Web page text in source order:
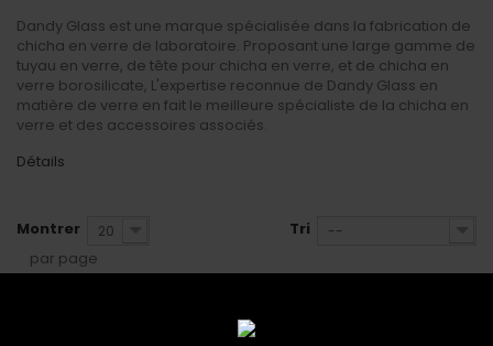
Dandy Glass est une marque spécialisée dans la fabrication de
chicha en verre de laboratoire. Proposant une large gamme de
tuyau en verre, de tête pour chicha en verre, et de chicha en
verre borosilicate, L'expertise reconnue de Dandy Glass en
matière de verre en fait le meilleure spécialiste de la chicha en
verre et des accessoires associés.
Détails
Tri --
Montrer 20
par page